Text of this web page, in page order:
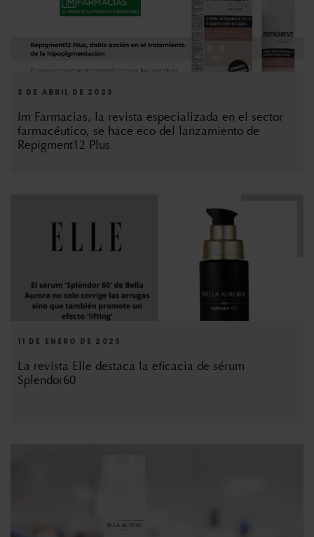
3 DE ABRIL DE 2023
Im Farmacias, la revista especializada en el sector
farmacéutico, se hace eco del lanzamiento de
Repigment12 Plus
11 DE ENERO DE 2023
La revista Elle destaca la eficacia de sérum
Splendor60